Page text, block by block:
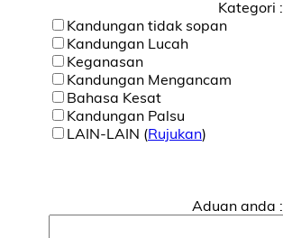
Kategori :
Kandungan tidak sopan
Kandungan Lucah
Keganasan
Kandungan Mengancam
Bahasa Kesat
Kandungan Palsu
LAIN-LAIN (Rujukan)
Aduan anda :